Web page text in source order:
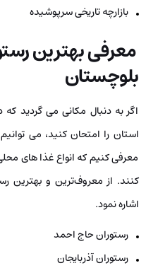
بازارچه تاریخی سرپوشیده
معرفی بهترین
بلوچستان
اگر به دنبال مکانی می‌ گردید
استان را امتحان کنید، می‌
معرفی کنیم که انواع غذا های
‌کنند. از معروف‌ترین و بهترین
اشاره نمود.
رستوران حاج احمد
رستوران آذربایجان